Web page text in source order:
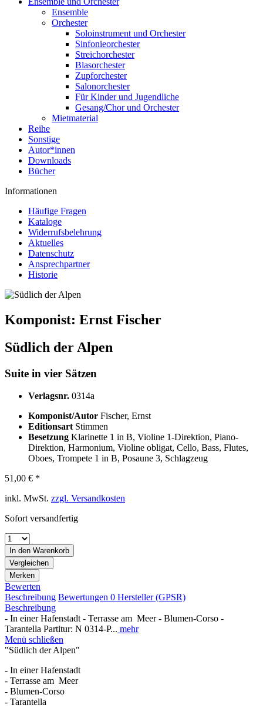
Ensemble
Orchester
Soloinstrument und Orchester
Sinfonieorchester
Streichorchester
Blasorchester
Zupforchester
Salonorchester
Für Kinder und Jugendliche
Gesang/Chor und Orchester
Mietmaterial
Reihe
Sonstige
Autor*innen
Downloads
Bücher
Informationen
Häufige Fragen
Kataloge
Widerrufsbelehrung
Aktuelles
Datenschutz
Ansprechpartner
Historie
Komponist: Ernst Fischer
Südlich der Alpen
Suite in vier Sätzen
Verlagsnr. 0314a
Komponist/Autor Fischer, Ernst
Editionsart Stimmen
Besetzung Klarinette 1 in B, Violine 1-Direktion, Piano-
Direktion, Harmonium, Violine obligat, Cello, Bass, Flutes,
Oboes, Trompete 1 in B, Posaune 3, Schlagzeug
51,00 € *
inkl. MwSt. zzgl. Versandkosten
Sofort versandfertig
In den Warenkorb
Vergleichen
Merken
Bewerten
Beschreibung Bewertungen 0 Hersteller (GPSR)
Beschreibung
- In einer Hafenstadt - Terrasse am Meer - Blumen-Corso -
Tarantella Partitur: N 0314-P... mehr
Menü schließen
"Südlich der Alpen"
- In einer Hafenstadt
- Terrasse am Meer
- Blumen-Corso
- Tarantella